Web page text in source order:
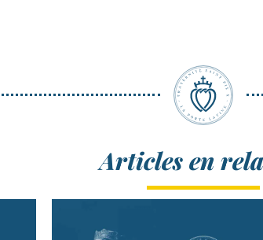
Articles en